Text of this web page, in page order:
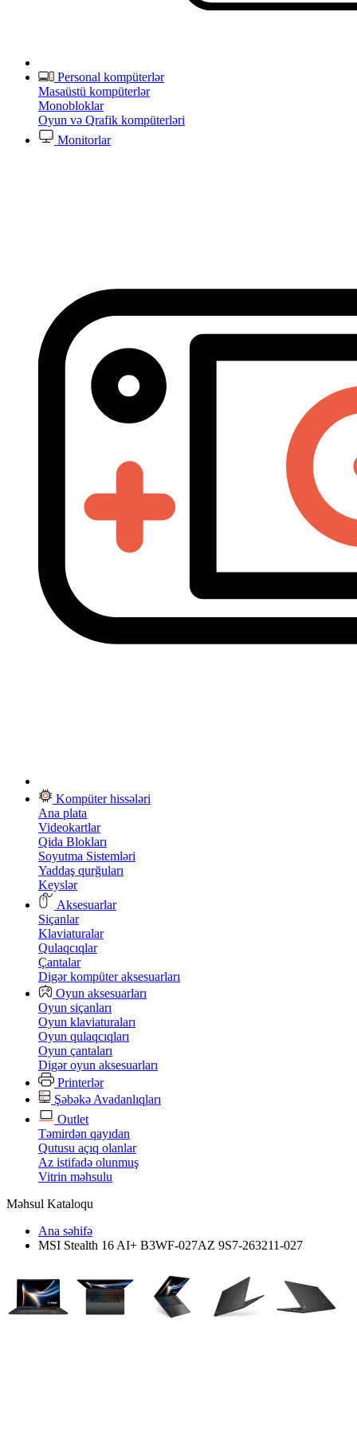
Personal kompüterlər
Masaüstü kompüterlər
Monobloklar
Oyun və Qrafik kompüterləri
Monitorlar
Kompüter hissələri
Ana plata
Videokartlar
Qida Blokları
Soyutma Sistemləri
Yaddaş qurğuları
Keyslər
Aksesuarlar
Siçanlar
Klaviaturalar
Qulaqcıqlar
Çantalar
Digər kompüter aksesuarları
Oyun aksesuarları
Oyun siçanları
Oyun klaviaturaları
Oyun qulaqcıqları
Oyun çantaları
Digər oyun aksesuarları
Printerlər
Şəbəkə Avadanlıqları
Outlet
Təmirdən qayıdan
Qutusu açıq olanlar
Az istifadə olunmuş
Vitrin məhsulu
Məhsul Kataloqu
Ana səhifə
MSI Stealth 16 AI+ B3WF-027AZ 9S7-263211-027